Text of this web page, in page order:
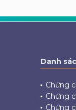
Danh
Chứng
Chứng
Chứng